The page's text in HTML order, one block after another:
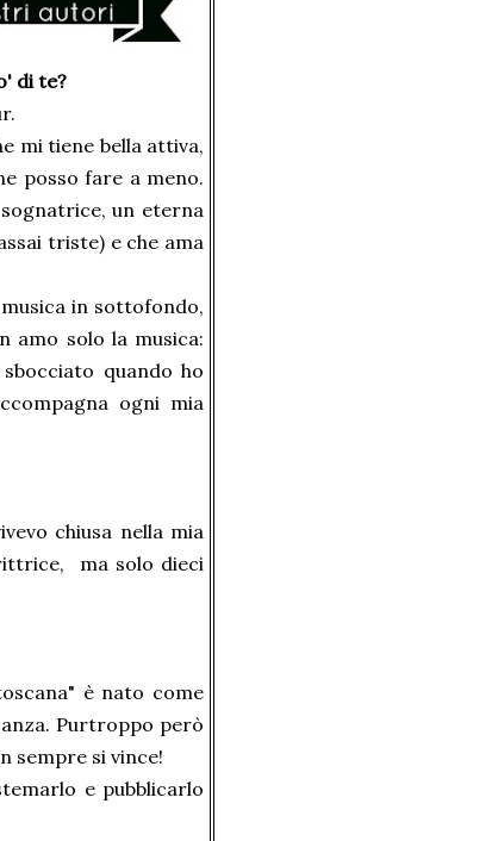
di te?
mi tiene bella attiva,
posso fare a meno.
un eterna
triste) e che ama
in sottofondo,
amo solo la musica:
quando ho
ogni mia
chiusa nella mia
ma solo dieci
è nato come
Purtroppo però
sempre si vince!
e pubblicarlo